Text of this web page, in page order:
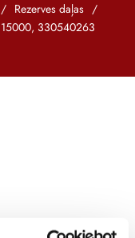
/ Rezerves daļas /
330540263